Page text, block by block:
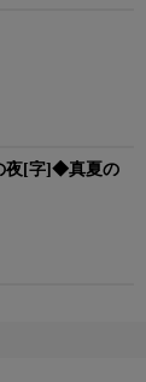
夜[字]◆真夏の